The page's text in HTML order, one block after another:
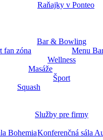
Raňajky v Ponteo
Bar & Bowling
fan zóna Menu
Wellness
Masáže
Šport
Squash
Služby pre firmy
BohemiaKonferenčná sála